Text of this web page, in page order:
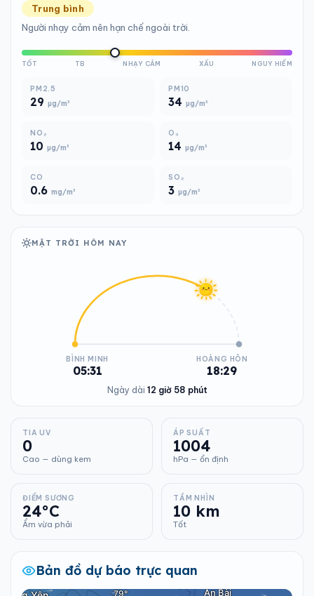
Trung bình
Người nhạy cảm nên hạn chế ngoài trời.
TỐT TB NHẠY CẢM XẤU NGUY HIỂM
PM2.5
29 µg/m³
PM10
34 µg/m³
NO₂
10 µg/m³
O₃
14 µg/m³
CO
0.6 mg/m³
SO₂
3 µg/m³
MẶT TRỜI HÔM NAY
BÌNH MINH
05:31
HOÀNG HÔN
18:29
Ngày dài 12 giờ 58 phút
TIA UV
0
Cao — dùng kem
ÁP SUẤT
1004
hPa — ổn định
ĐIỂM SƯƠNG
24°C
Ẩm vừa phải
TẦM NHÌN
10 km
Tốt
Bản đồ dự báo trực quan